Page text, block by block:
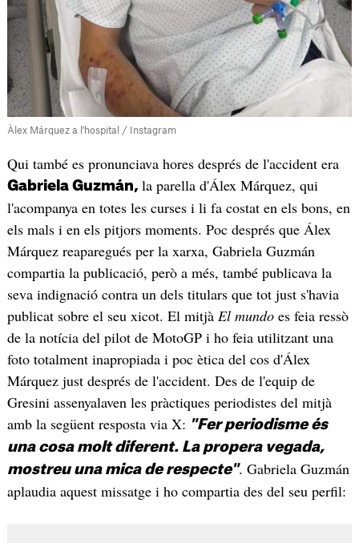
Àlex Márquez a l'hospital / Instagram
Qui també es pronunciava hores després de l'accident era
Gabriela Guzmán, la parella d'Álex Márquez, qui
l'acompanya en totes les curses i li fa costat en els bons, en
els mals i en els pitjors moments. Poc després que Álex
Márquez reaparegués per la xarxa, Gabriela Guzmán
compartia la publicació, però a més, també publicava la
seva indignació contra un dels titulars que tot just s'havia
publicat sobre el seu xicot. El mitjà El mundoes feia ressò
de la notícia del pilot de MotoGP i ho feia utilitzant una
foto totalment inapropiada i poc ètica del cos d'Álex
Márquez just després de l'accident. Des de l'equip de
Gresini assenyalaven les pràctiques periodistes del mitjà
amb la següent resposta via X: "Fer periodisme és
una cosa molt diferent. La propera vegada,
mostreu una mica de respecte". Gabriela Guzmán
aplaudia aquest missatge i ho compartia des del seu perfil: